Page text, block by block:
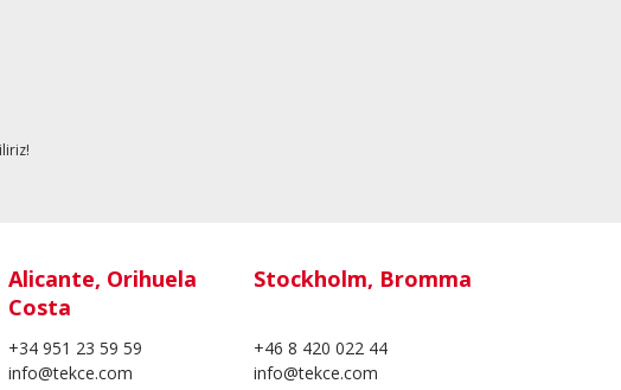
Alicante, Orihuela
Costa
+34 951 23 59 59
info@tekce.com
Stockholm, Bromma
+46 8 420 022 44
info@tekce.com